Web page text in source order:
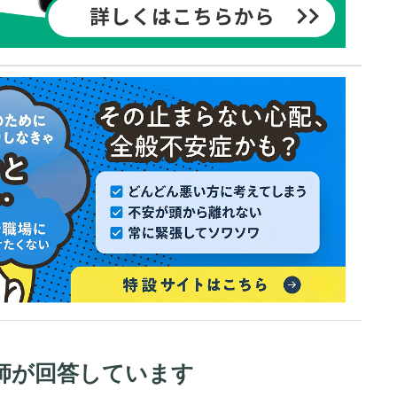
が回答しています